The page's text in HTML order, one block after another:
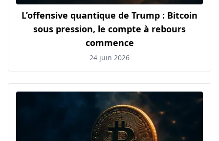
L’offensive quantique de Trump : Bitcoin
sous pression, le compte à rebours
commence
24 juin 2026